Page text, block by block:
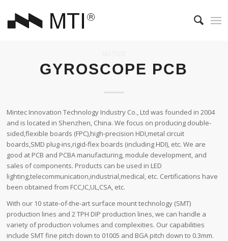
GYROSCOPE PCB
Mintec Innovation Technology Industry Co., Ltd was founded in 2004
and is located in Shenzhen, China. We focus on producing double-
sided,flexible boards (FPC),high-precision HDI,metal circuit
boards,SMD plug-ins,rigid-flex boards (including HDI), etc. We are
good at PCB and PCBA manufacturing, module development, and
sales of components. Products can be used in LED
lighting,telecommunication,industrial,medical, etc. Certifications have
been obtained from FCC,IC,UL,CSA, etc.
With our 10 state-of-the-art surface mount technology (SMT)
production lines and 2 TPH DIP production lines, we can handle a
variety of production volumes and complexities. Our capabilities
include SMT fine pitch down to 01005 and BGA pitch down to 0.3mm.